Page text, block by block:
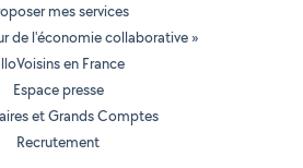
mes services
de l'économie collaborative »
en France
Espace presse
et Grands Comptes
Recrutement